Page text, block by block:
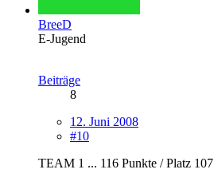
BreeD
E-Jugend
Beiträge
8
12. Juni 2008
#10
TEAM 1 ... 116 Punkte / Platz 107